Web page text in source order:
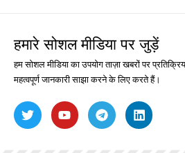
हमारे सोशल मीडिया पर जुड़ें
हम सोशल मीडिया का उपयोग ताज़ा खबरों पर
महत्वपूर्ण जानकारी साझा करने के लिए करते हैं।